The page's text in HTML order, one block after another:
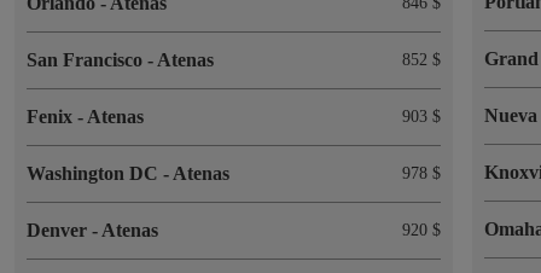
San Francisco - Atenas 852 $
Fenix - Atenas 903 $
Washington DC - Atenas 978 $
Denver - Atenas 920 $